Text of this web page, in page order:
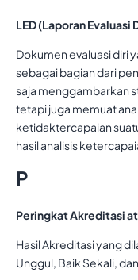
LED (Laporan Evaluasi
Dokumen evaluasi diri
sebagai bagian dari
saja menggambarkan
tetapi juga memuat
ketidaktercapaian
hasil analisis
P
Peringkat Akreditasi
Hasil Akreditasi yang
Unggul, Baik Sekali,